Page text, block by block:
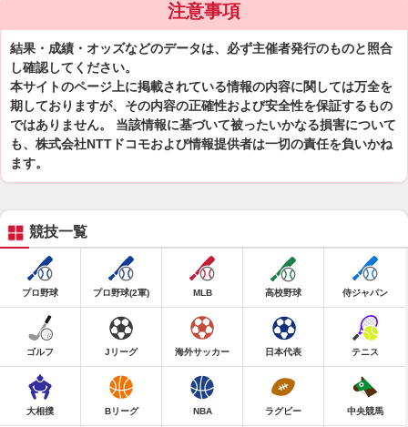
注意事項
結果・成績・オッズなどのデータは、必ず主催者発行のものと照合
し確認してください。
本サイトのページ上に掲載されている情報の内容に関しては万全を
期しておりますが、その内容の正確性および安全性を保証するもの
ではありません。 当該情報に基づいて被ったいかなる損害について
も、株式会社NTTドコモおよび情報提供者は一切の責任を負いかね
ます。
競技一覧
プロ野球 プロ野球(2軍) MLB 高校野球 侍ジャパン
ゴルフ Jリーグ 海外サッカー 日本代表 テニス
大相撲 Bリーグ NBA ラグビー 中央競馬